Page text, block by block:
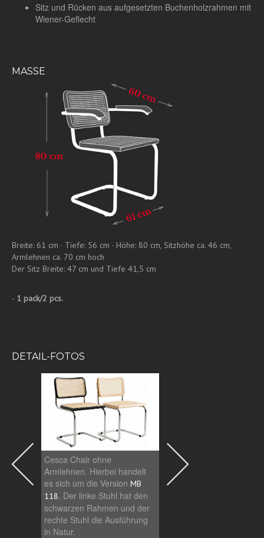
Sitz und Rücken aus aufgesetzten Buchenholzrahmen mit
Wiener-Geflecht
MASSE
Breite: 61 cm · Tiefe: 56 cm · Höhe: 80 cm, Sitzhöhe ca. 46 cm,
Armlehnen ca. 70 cm hoch
Der Sitz Breite: 47 cm und Tiefe 41,5 cm
- 1 pack/2 pcs.
DETAIL-FOTOS
Cesca Chair ohne
Armlehnen. Hierbei handelt
es sich um die Version MB
118. Der linke Stuhl hat den
schwarzen Rahmen und der
rechte Stuhl die Ausführung
in Natur.
Cesca Chair mit
Hierbei handelt es sich
die Version